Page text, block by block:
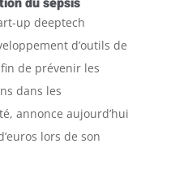
up deeptech
d’outils de
de prévenir les
dans les
annonce aujourd’hui
lors de son